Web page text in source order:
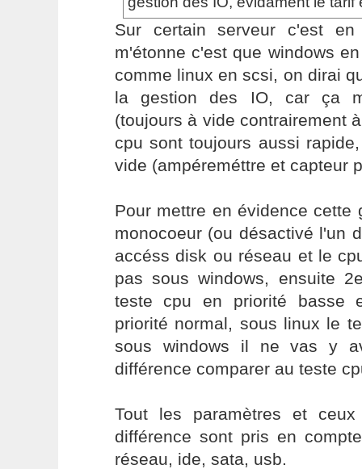
Sur certain serveur c'est
m'étonne c'est que windows
comme linux en scsi, on dirai
la gestion des IO, car ça
(toujours à vide contrairement
cpu sont toujours aussi
vide (ampéreméttre et capteur
Pour mettre en évidence cette
monocoeur (ou désactivé l'un
accéss disk ou réseau et le
pas sous windows, ensuite
teste cpu en priorité basse
priorité normal, sous linux le
sous windows il ne vas y
différence comparer au teste
Tout les paramètres et
différence sont pris en
réseau, ide, sata, usb.